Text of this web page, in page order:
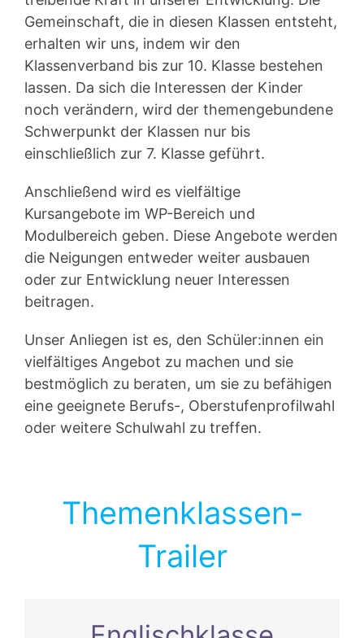
Gemeinschaft, die in diesen Klassen entsteht,
erhalten wir uns, indem wir den
Klassenverband bis zur 10. Klasse bestehen
lassen. Da sich die Interessen der Kinder
noch verändern, wird der themengebundene
Schwerpunkt der Klassen nur bis
einschließlich zur 7. Klasse geführt.
Anschließend wird es vielfältige
Kursangebote im WP-Bereich und
Modulbereich geben. Diese Angebote werden
die Neigungen entweder weiter ausbauen
oder zur Entwicklung neuer Interessen
beitragen.
Unser Anliegen ist es, den Schüler:innen ein
vielfältiges Angebot zu machen und sie
bestmöglich zu beraten, um sie zu befähigen
eine geeignete Berufs-, Oberstufenprofilwahl
oder weitere Schulwahl zu treffen.
Themenklassen-
Trailer